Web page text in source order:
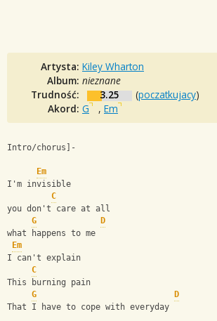
Artysta: Kiley Wharton
Album: nieznane
Trudność:
3.25 (poczatkujacy)
Akord: G , Em
Intro/chorus]-
Em
I'm invisible
C
you don't care at all
G
D
what happens to me
Em
I can't explain
C
This burning pain
G
D
That I have to cope with everyday